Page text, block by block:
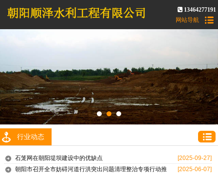
13464277191
网站导航
行业动态
[2025-09-27]
石笼网在朝阳堤坝建设中的优缺点
[2025-06-07]
朝阳市召开全市妨碍河道行洪突出问题清理整治专项行动推